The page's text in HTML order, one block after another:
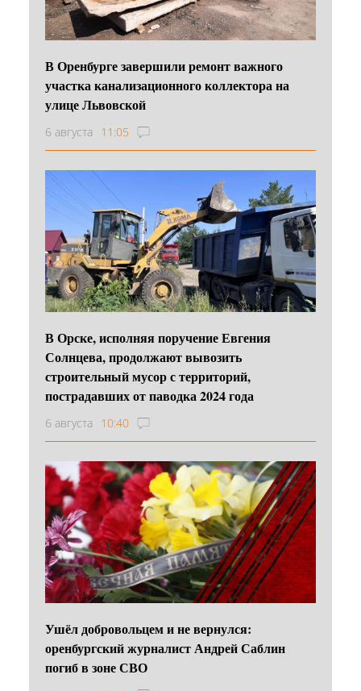
В Оренбурге завершили ремонт важного
участка канализационного коллектора на
улице Львовской
6 августа 11:05
В Орске, исполняя поручение Евгения
Солнцева, продолжают вывозить
строительный мусор с территорий,
пострадавших от паводка 2024 года
6 августа 10:40
Ушёл добровольцем и не вернулся:
оренбургский журналист Андрей Саблин
погиб в зоне СВО